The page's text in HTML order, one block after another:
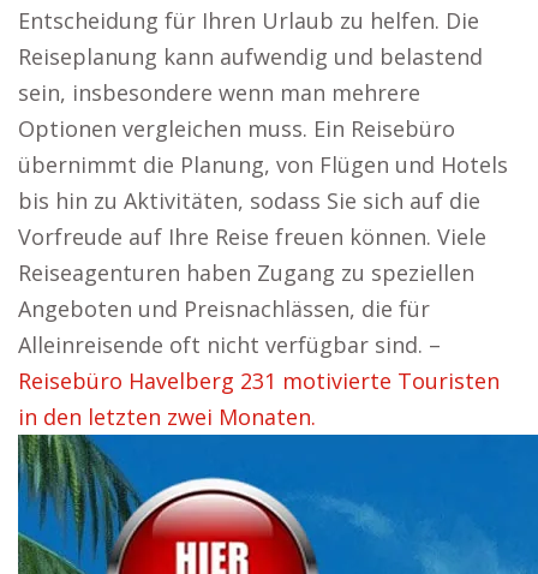
Entscheidung für Ihren Urlaub zu helfen. Die
Reiseplanung kann aufwendig und belastend
sein, insbesondere wenn man mehrere
Optionen vergleichen muss. Ein Reisebüro
übernimmt die Planung, von Flügen und Hotels
bis hin zu Aktivitäten, sodass Sie sich auf die
Vorfreude auf Ihre Reise freuen können. Viele
Reiseagenturen haben Zugang zu speziellen
Angeboten und Preisnachlässen, die für
Alleinreisende oft nicht verfügbar sind. –
Reisebüro Havelberg 231 motivierte Touristen
in den letzten zwei Monaten.